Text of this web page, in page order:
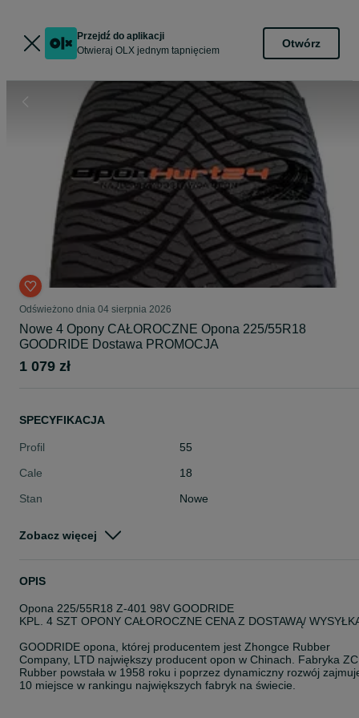
Przejdź do aplikacji
Otwieraj OLX jednym tapnięciem
Otwórz
Odświeżono dnia 04 sierpnia 2026
Nowe 4 Opony CAŁOROCZNE Opona 225/55R18
GOODRIDE Dostawa PROMOCJA
1 079 zł
SPECYFIKACJA
Profil
55
Cale
18
Stan
Nowe
Szerokość
Zobacz więcej
OPIS
Opona 225/55R18 Z-401 98V GOODRIDE
KPL. 4 SZT OPONY CAŁOROCZNE CENA Z DOSTAWĄ/
GOODRIDE opona, której producentem jest Zhongce Rubber
Company, LTD największy producent opon w Chinach. Fabryka ZC
Rubber powstała w 1958 roku i poprzez dynamiczny rozwój
10 miejsce w rankingu największych fabryk na świecie.